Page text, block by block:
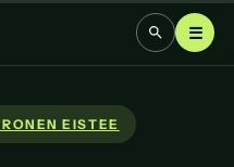
☰
EISTEE